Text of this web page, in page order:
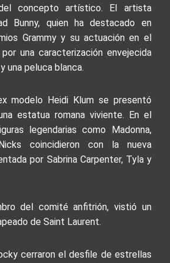
concepto artístico. El artista
Bunny, quien ha destacado en
Grammy y su actuación en el
una caracterización envejecida
una peluca blanca.
modelo Heidi Klum se presentó
estatua romana viviente. En el
legendarias como Madonna,
coincidieron con la nueva
por Sabrina Carpenter, Tyla y
del comité anfitrión, vistió un
de Saint Laurent.
cerraron el desfile de estrellas